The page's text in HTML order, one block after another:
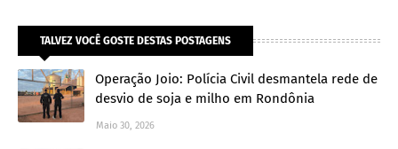
TALVEZ VOCÊ GOSTE DESTAS POSTAGENS
Operação Joio: Polícia Civil desmantela rede de
desvio de soja e milho em Rondônia
Maio 30, 2026